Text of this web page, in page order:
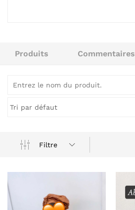
Produits Commentaires
Filtre